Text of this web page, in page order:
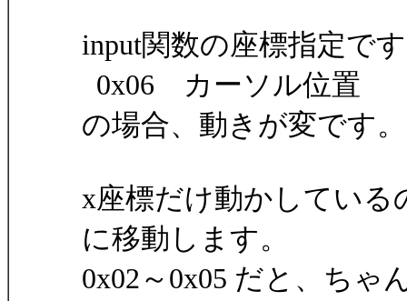
input関数の座標指定で
0x06 カーソル位置
の場合、動きが変です。
x座標だけ動かしている
に移動します。
0x02～0x05 だと、ちゃ